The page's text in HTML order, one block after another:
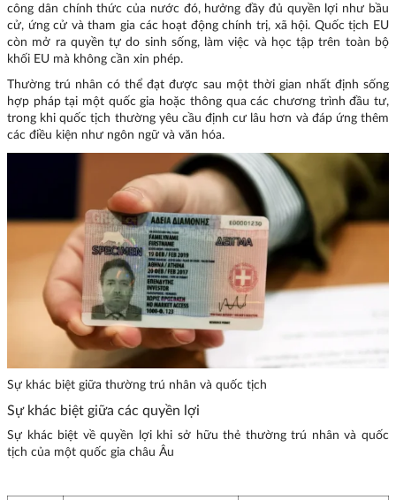
công dân chính thức của nước đó, hưởng đầy đủ quyền lợi như bầu
cử, ứng cử và tham gia các hoạt động chính trị, xã hội. Quốc tịch EU
còn mở ra quyền tự do sinh sống, làm việc và học tập trên toàn bộ
khối EU mà không cần xin phép.
Thường trú nhân có thể đạt được sau một thời gian nhất định sống
hợp pháp tại một quốc gia hoặc thông qua các chương trình đầu tư,
trong khi quốc tịch thường yêu cầu định cư lâu hơn và đáp ứng thêm
các điều kiện như ngôn ngữ và văn hóa.
Sự khác biệt giữa thường trú nhân và quốc tịch
Sự khác biệt giữa các quyền lợi
Sự khác biệt về quyền lợi khi sở hữu thẻ thường trú nhân và quốc
tịch của một quốc gia châu Âu